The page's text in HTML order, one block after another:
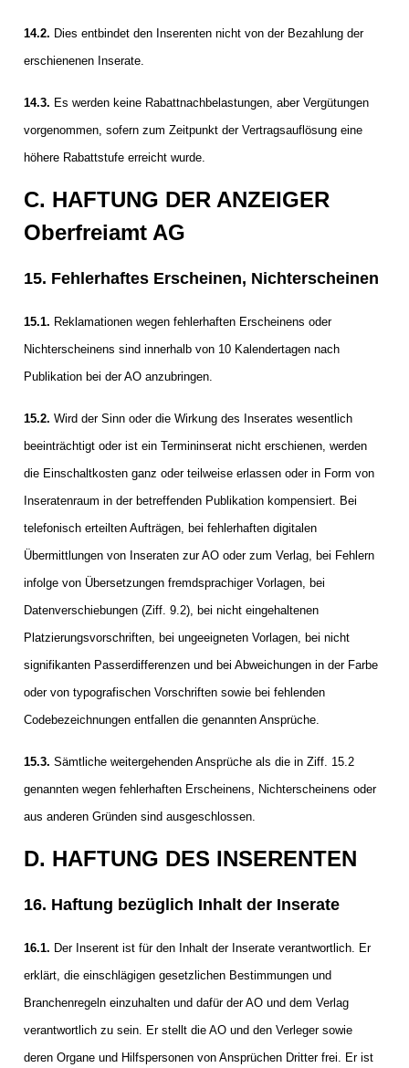
14.2. Dies entbindet den Inserenten nicht von der Bezahlung der
erschienenen Inserate.
14.3. Es werden keine Rabattnachbelastungen, aber Vergütungen
vorgenommen, sofern zum Zeitpunkt der Vertragsauflösung eine
höhere Rabattstufe erreicht wurde.
C. HAFTUNG DER ANZEIGER
Oberfreiamt AG
15. Fehlerhaftes Erscheinen, Nichterscheinen
15.1. Reklamationen wegen fehlerhaften Erscheinens oder
Nichterscheinens sind innerhalb von 10 Kalendertagen nach
Publikation bei der AO anzubringen.
15.2. Wird der Sinn oder die Wirkung des Inserates wesentlich
beeinträchtigt oder ist ein Termininserat nicht erschienen, werden
die Einschaltkosten ganz oder teilweise erlassen oder in Form von
Inseratenraum in der betreffenden Publikation kompensiert. Bei
telefonisch erteilten Aufträgen, bei fehlerhaften digitalen
Übermittlungen von Inseraten zur AO oder zum Verlag, bei Fehlern
infolge von Übersetzungen fremdsprachiger Vorlagen, bei
Datenverschiebungen (Ziff. 9.2), bei nicht eingehaltenen
Platzierungsvorschriften, bei ungeeigneten Vorlagen, bei nicht
signifikanten Passerdifferenzen und bei Abweichungen in der Farbe
oder von typografischen Vorschriften sowie bei fehlenden
Codebezeichnungen entfallen die genannten Ansprüche.
15.3. Sämtliche weitergehenden Ansprüche als die in Ziff. 15.2
genannten wegen fehlerhaften Erscheinens, Nichterscheinens oder
aus anderen Gründen sind ausgeschlossen.
D. HAFTUNG DES INSERENTEN
16. Haftung bezüglich Inhalt der Inserate
16.1. Der Inserent ist für den Inhalt der Inserate verantwortlich. Er
erklärt, die einschlägigen gesetzlichen Bestimmungen und
Branchenregeln einzuhalten und dafür der AO und dem Verlag
verantwortlich zu sein. Er stellt die AO und den Verleger sowie
deren Organe und Hilfspersonen von Ansprüchen Dritter frei. Er ist